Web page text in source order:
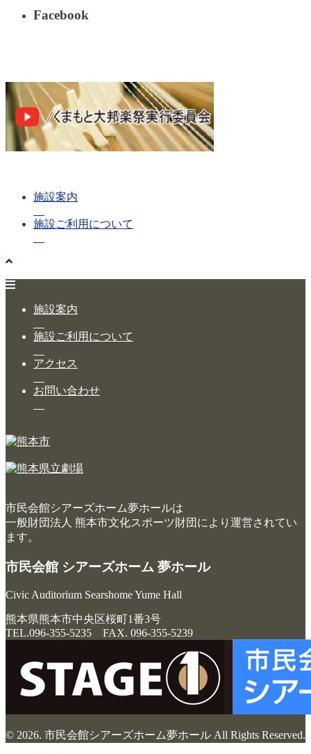
Facebook
施設案内
施設ご利用について
施設案内
施設ご利用について
アクセス
お問い合わせ
市民会館シアーズホーム夢ホールは
一般財団法人 熊本市文化スポーツ財団により運営されてい
ます。
市民会館 シアーズホーム 夢ホール
Civic Auditorium Searshome Yume Hall
熊本県熊本市中央区桜町1番3号
TEL.096-355-5235 FAX. 096-355-5239
© 2026. 市民会館シアーズホーム夢ホール All Rights Reserved.